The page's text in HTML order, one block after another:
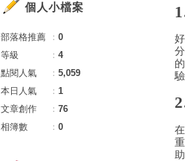
個人小檔案
部落格推薦 ： 0
等級
： 4
點閱人氣
： 5,059
本日人氣
： 1
文章創作
： 76
相簿數
： 0